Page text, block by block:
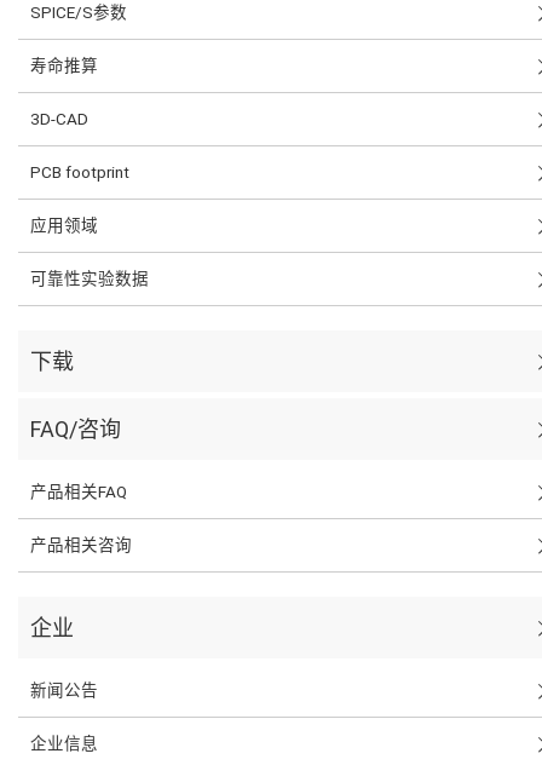
SPICE/S参数
寿命推算
3D-CAD
PCB footprint
应用领域
可靠性实验数据
下载
FAQ/咨询
产品相关FAQ
产品相关咨询
企业
新闻公告
企业信息